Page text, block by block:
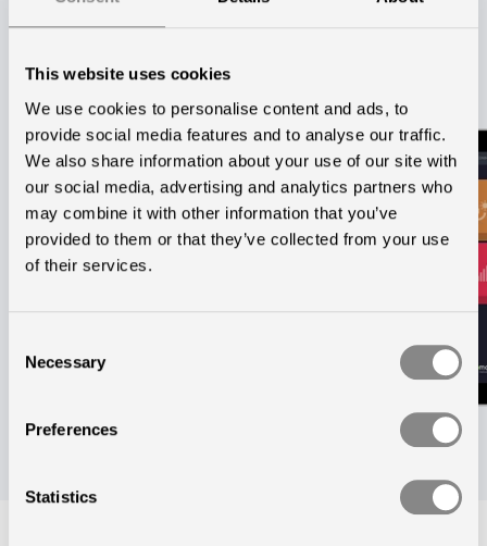
This website uses cookies
We use cookies to personalise content and ads, to
provide social media features and to analyse our traffic.
We also share information about your use of our site with
our social media, advertising and analytics partners who
may combine it with other information that you’ve
provided to them or that they’ve collected from your use
of their services.
Selection
Necessary
Preferences
Statistics